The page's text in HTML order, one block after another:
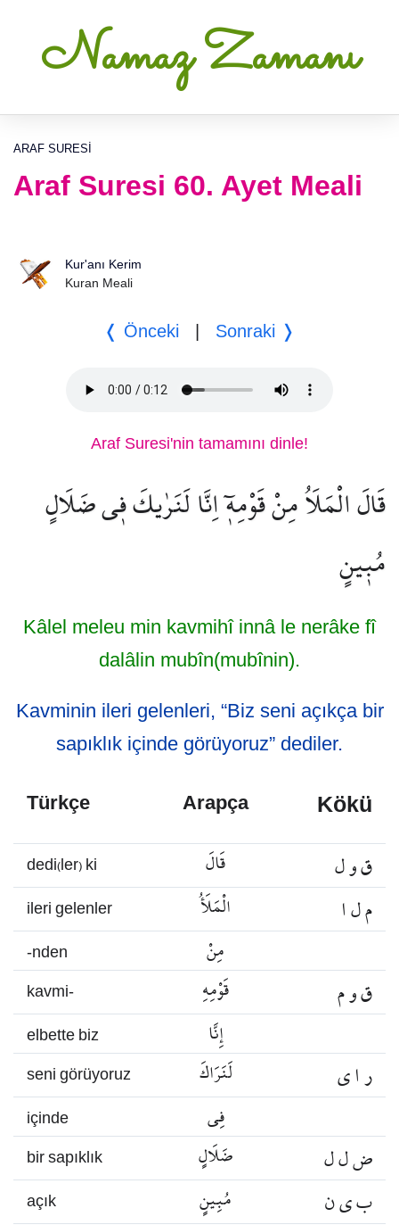
Namaz Zamanı
ARAF SURESI
Araf Suresi 60. Ayet Meali
Kur'anı Kerim
Kuran Meali
❬ Önceki Sonraki ❭
Araf Suresi'nin tamamını dinle!
قَالَ الْمَلَاُ مِنْ قَوْمِه۪ٓ اِنَّا لَنَرٰيكَ ف۪ي ضَلَالٍ
مُب۪ينٍ
Kâlel meleu min kavmihî innâ le nerâke fî
dalâlin mubîn(mubînin).
Kavminin ileri gelenleri, “Biz seni açıkça bir
sapıklık içinde görüyoruz” dediler.
Türkçe Arapça Kökü
dedi(ler) ki قَالَ ق و ل
ileri gelenler الْمَلَأُ م ل ا
-nden مِنْ
kavmi- قَوْمِهِ ق و م
elbette biz إِنَّا
seni görüyoruz لَنَرَاكَ ر ا ي
içinde فِي
bir sapıklık ضَلَالٍ ض ل ل
açık مُبِينٍ ب ي ن